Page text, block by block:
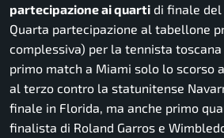
partecipazione ai quarti di finale del
Quarta partecipazione al tabellone
complessiva) per la tennista
primo match a Miami solo lo scorso
al terzo contro la statunitense
finale in Florida, ma anche primo
finalista di Roland Garros e